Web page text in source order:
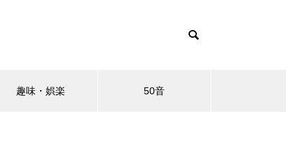
趣味・娯楽 50音